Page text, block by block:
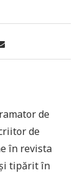
de
de
în revista
și tipărit în